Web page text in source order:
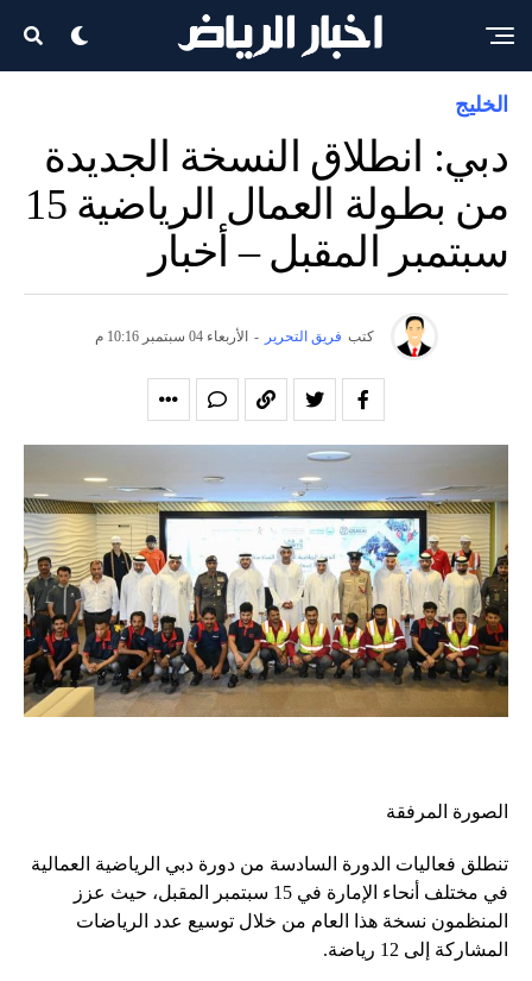
الخليج
دبي: انطلاق النسخة الجديدة
من بطولة العمال الرياضية 15
سبتمبر المقبل – أخبار
كتب فريق التحرير - الأربعاء 04 سبتمبر 10:16 م
الصورة المرفقة
تنطلق فعاليات الدورة السادسة من دورة دبي الرياضية العمالية
في مختلف أنحاء الإمارة في 15 سبتمبر المقبل، حيث عزز
المنظمون نسخة هذا العام من خلال توسيع عدد الرياضات
المشاركة إلى 12 رياضة.